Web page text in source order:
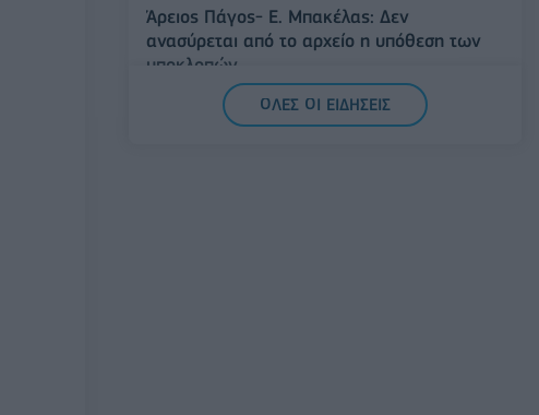
Άρειος Πάγος- Ε. Μπακέλας: Δεν
ανασύρεται από το αρχείο η υπόθεση των
υποκλοπών
07/08/2026 - 14:11 ΕΛΛΑΔΑ
ΟΛΕΣ ΟΙ ΕΙΔΗΣΕΙΣ